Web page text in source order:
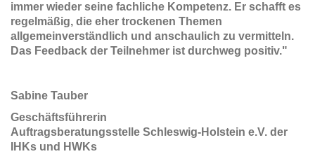
immer wieder seine fachliche Kompetenz. Er schafft es
regelmäßig, die eher trockenen Themen
allgemeinverständlich und anschaulich zu vermitteln.
Das Feedback der Teilnehmer ist durchweg positiv."
Sabine Tauber
Geschäftsführerin
Auftragsberatungsstelle Schleswig-Holstein e.V. der
IHKs und HWKs